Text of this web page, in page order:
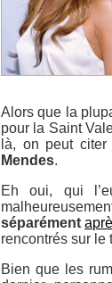
Alors que la
pour la Saint
là, on peut
Mendes.
Eh oui, qui
séparément
rencontrés sur le
Bien que les